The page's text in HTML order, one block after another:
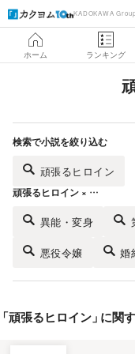
KADOKAWA Group
ホーム ランキング
検索で小説を絞り込む
頑張るヒロイン
頑張るヒロイン × …
異能・変身
悪役令嬢 婚
頑張るヒロイン 」に関